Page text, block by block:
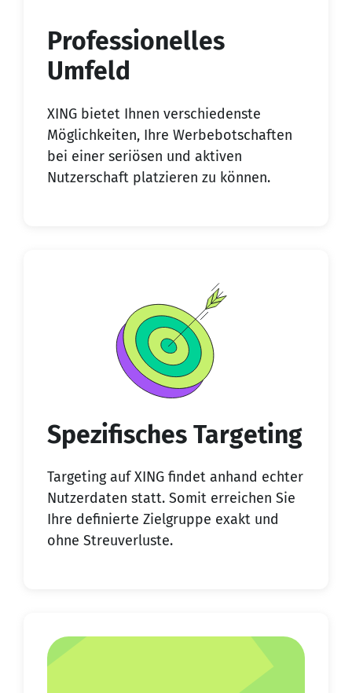
Professionelles
Umfeld
XING bietet Ihnen verschiedenste
Möglichkeiten, Ihre Werbebotschaften
bei einer seriösen und aktiven
Nutzerschaft platzieren zu können.
Spezifisches Targeting
Targeting auf XING findet anhand echter
Nutzerdaten statt. Somit erreichen Sie
Ihre definierte Zielgruppe exakt und
ohne Streuverluste.